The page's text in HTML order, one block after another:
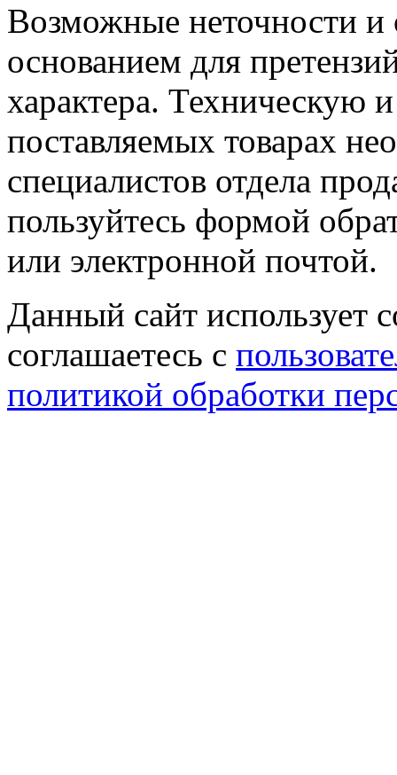
Возможные неточности и
основанием для
характера.
поставляемых товарах
специалистов отдела
пользуйтесь формой
или электронной почтой.
Данный сайт использует
соглашаетесь с
политикой обработки